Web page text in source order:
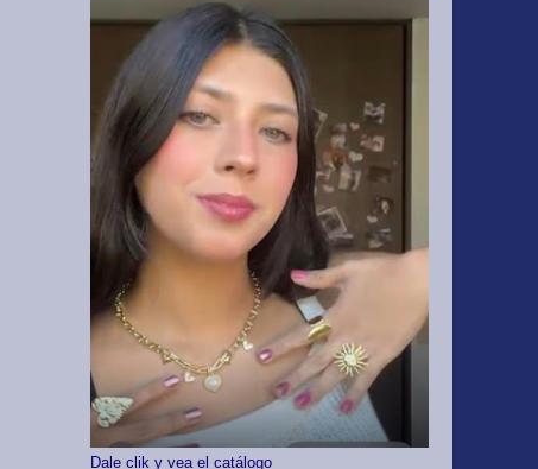
Dale clik y vea el catálogo